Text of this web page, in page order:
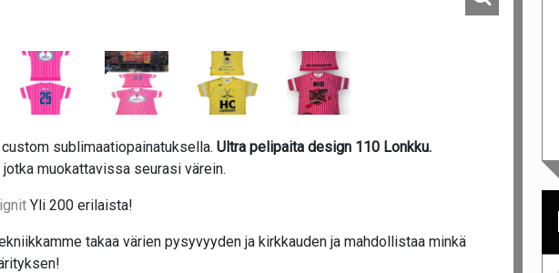
sublimaatiopainatuksella. Ultra pelipaita design 110 Lonkku.
jotka muokattavissa seurasi värein.
Yli 200 erilaista!
takaa värien pysyvyyden ja kirkkauden ja mahdollistaa minkä